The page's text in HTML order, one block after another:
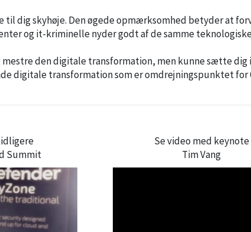
til dig skyhøje. Den øgede opmærksomhed betyder at
og it-kriminelle nyder godt af de samme
den digitale transformation, men kunne sætte dig
digitale transformation som er omdrejningspunktet
Summit
Se video med keynote
Tim Vang